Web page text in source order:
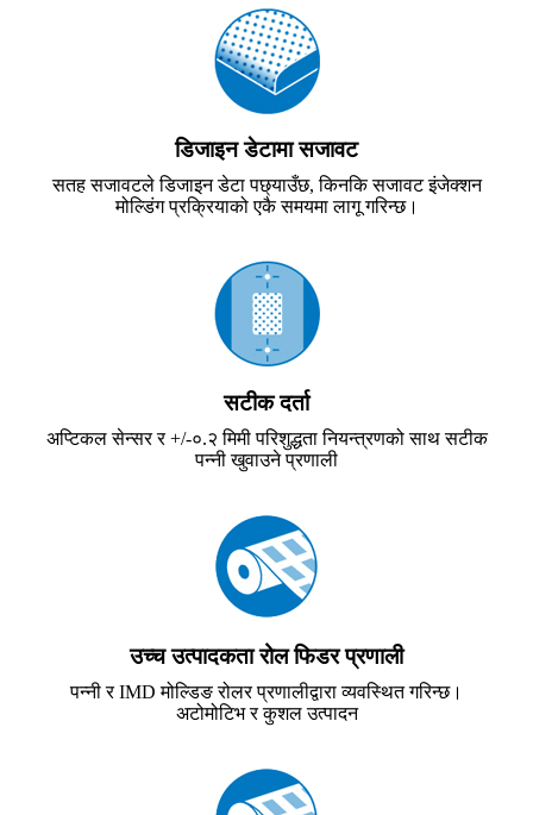
डिजाइन डेटामा सजावट
सतह सजावटले डिजाइन डेटा पछ्याउँछ, किनकि सजावट इंजेक्शन
मोल्डिंग प्रक्रियाको एकै समयमा लागू गरिन्छ।
सटीक दर्ता
अप्टिकल सेन्सर र +/-०.२ मिमी परिशुद्धता नियन्त्रणको साथ सटीक
पन्नी खुवाउने प्रणाली
उच्च उत्पादकता रोल फिडर प्रणाली
पन्नी र IMD मोल्डिङ रोलर प्रणालीद्वारा व्यवस्थित गरिन्छ।
अटोमोटिभ र कुशल उत्पादन